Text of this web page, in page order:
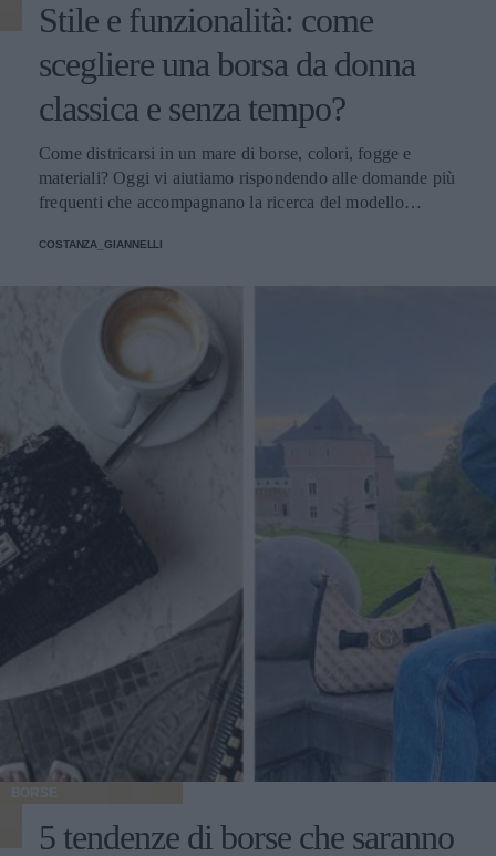
Stile e funzionalità: come
scegliere una borsa da donna
classica e senza tempo?
Come districarsi in un mare di borse, colori, fogge e
materiali? Oggi vi aiutiamo rispondendo alle domande più
frequenti che accompagnano la ricerca del modello
COSTANZA_GIANNELLI
BORSE
5 tendenze di borse che saranno